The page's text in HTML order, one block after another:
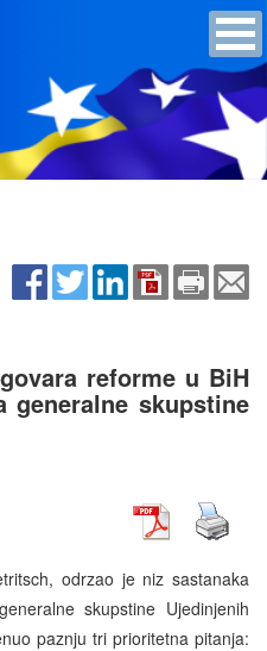
reforme u BiH
generalne skupstine
odrzao je niz sastanaka
skupstine Ujedinjenih
paznju tri prioritetna pitanja: